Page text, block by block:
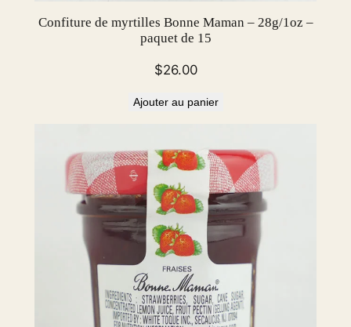
Confiture de myrtilles Bonne Maman – 28g/1oz –
paquet de 15
$26.00
Ajouter au panier